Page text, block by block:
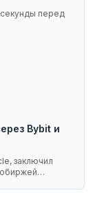
секунды перед
Bybit и
заключил